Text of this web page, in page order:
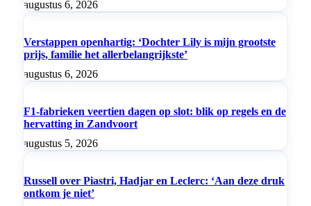
augustus 6, 2026
Verstappen openhartig: ‘Dochter Lily is mijn grootste
prijs, familie het allerbelangrijkste’
augustus 6, 2026
F1-fabrieken veertien dagen op slot: blik op regels en de
hervatting in Zandvoort
augustus 5, 2026
Russell over Piastri, Hadjar en Leclerc: ‘Aan deze druk
ontkom je niet’